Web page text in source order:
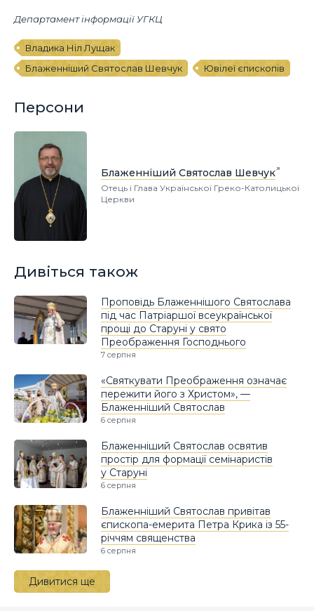
Департамент інформації УГКЦ
Владика Ніл Лущак
Блаженніший Святослав Шевчук
Ювілеї єпископів
Персони
Блаженніший Святослав Шевчук
Отець і Глава Української Греко-Католицької
Церкви
Дивіться також
Проповідь Блаженнішого Святослава
під час Патріаршої всеукраїнської
прощі до Старуні у свято
Преображення Господнього
7 серпня
«Святкувати Преображення означає
пережити його з Христом», —
Блаженніший Святослав
6 серпня
Блаженніший Святослав освятив
простір для формації семінаристів
у Старуні
6 серпня
Блаженніший Святослав привітав
єпископа-емерита Петра Крика із 55-
річчям священства
6 серпня
Дивитися ще